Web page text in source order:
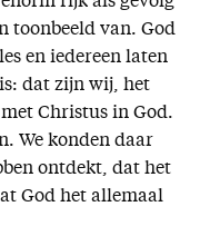
toonbeeld van. God
en iedereen laten
dat zijn wij, het
Christus in God.
We konden daar
ontdekt, dat het
God het allemaal